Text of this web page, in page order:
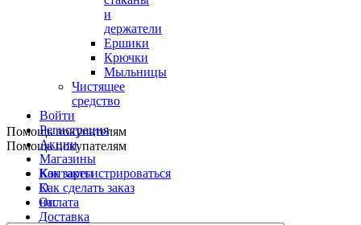
и
держатели
Ершики
Крючки
Мыльницы
Чистящее
средство
Войти
Регистрация
Акции
Магазины
Контакты
О
нас
Помощь покупателям
Помощь покупателям
Как зарегистрироваться
Как сделать заказ
Оплата
Доставка